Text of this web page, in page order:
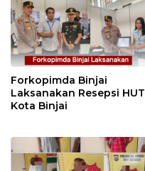
Forkopimda Binjai
Laksanakan Resepsi HUT
Kota Binjai